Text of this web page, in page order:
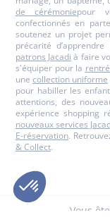
de cérémoniepour
confectionnés en
soutenez un projet
précarité
patrons Jacadi à faire
s'équiper pour la
une collection uniforme
pour habiller les
attentions, des
expérience shopping
nouveaux services
E-réservation.
& Collect
Vous